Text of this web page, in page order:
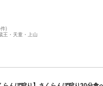
)
王・天童・上山